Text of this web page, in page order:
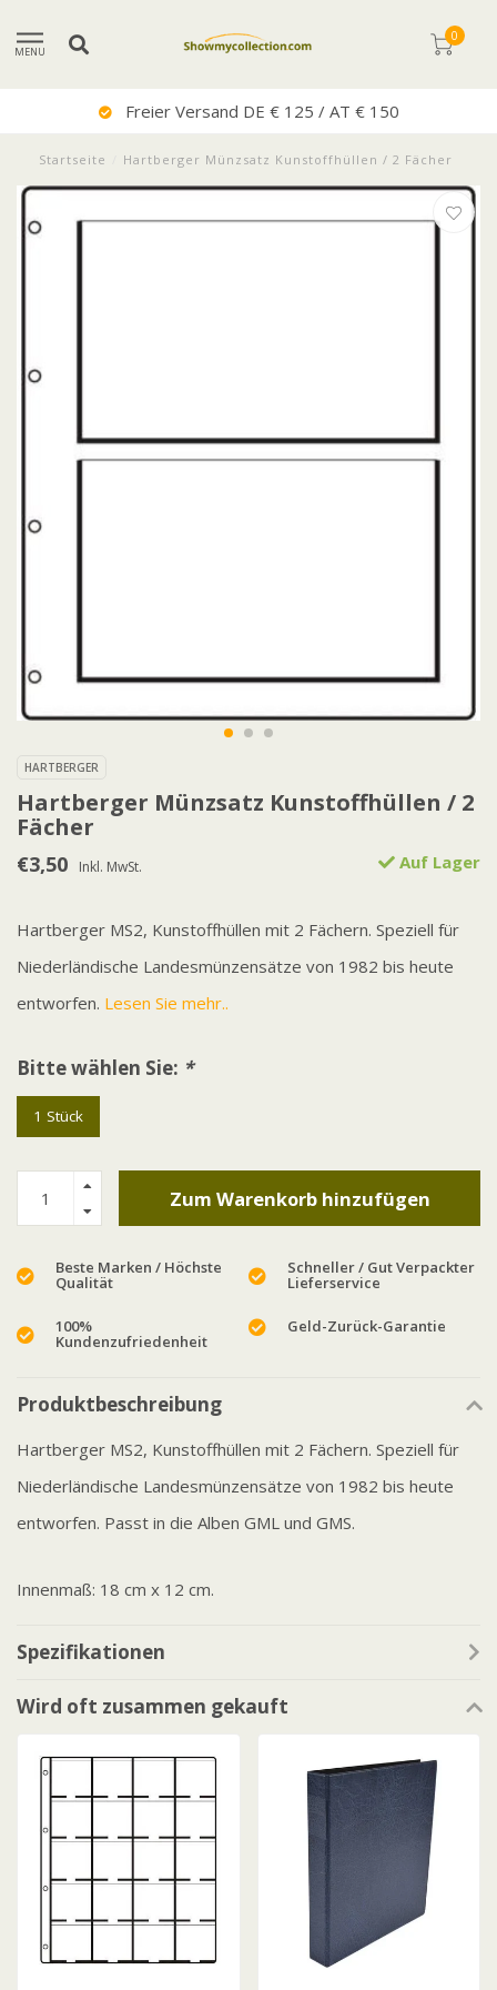
MENU
0
Sehr Guter Service
Startseite Hartberger Münzsatz Kunstoffhüllen / 2 Fächer
HARTBERGER
Hartberger Münzsatz Kunstoffhüllen / 2
Fächer
€3,50 Inkl. MwSt. Auf Lager
Hartberger MS2, Kunstoffhüllen mit 2 Fächern. Speziell für
Niederländische Landesmünzensätze von 1982 bis heute
entworfen. Lesen Sie mehr..
Bitte wählen Sie: *
1 Stück
Zum Warenkorb hinzufügen
Beste Marken / Höchste
Qualität
Schneller / Gut Verpackter
Lieferservice
100%
Kundenzufriedenheit
Geld-Zurück-Garantie
Produktbeschreibung
Hartberger MS2, Kunstoffhüllen mit 2 Fächern. Speziell für
Niederländische Landesmünzensätze von 1982 bis heute
entworfen. Passt in die Alben GML und GMS.
Innenmaß: 18 cm x 12 cm.
Spezifikationen
Wird oft zusammen gekauft